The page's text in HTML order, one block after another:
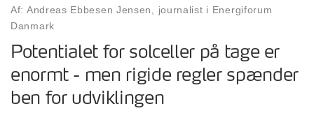
Af: Andreas Ebbesen Jensen, journalist i Energiforum
Danmark
Potentialet for solceller på tage er
enormt - men rigide regler spænder
ben for udviklingen